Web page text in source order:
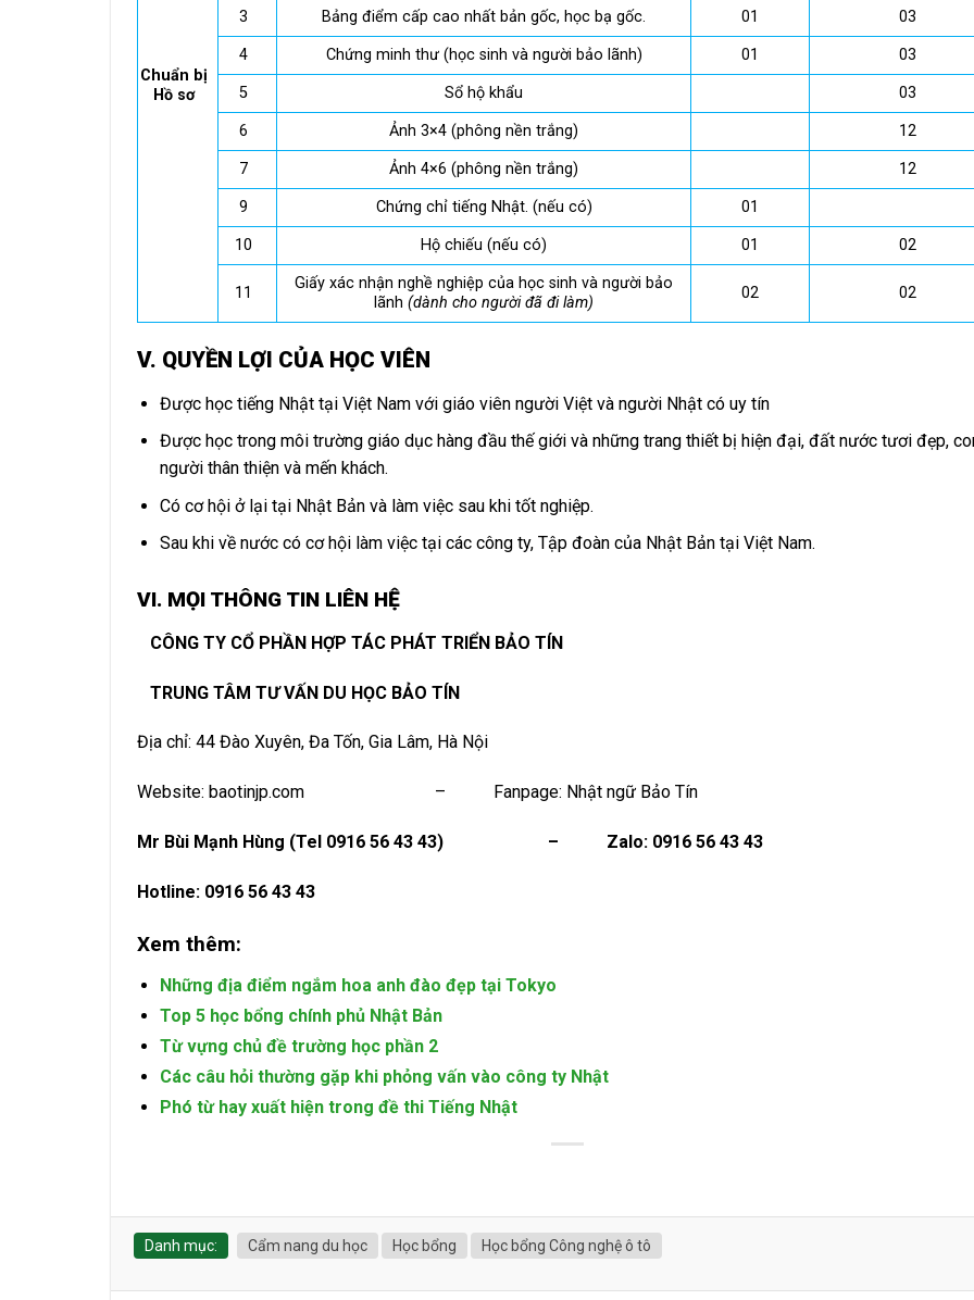
Chuẩn bị
Hồ sơ
3 Bảng điểm cấp cao nhất bản gốc, học bạ gốc. 01 03
4 Chứng minh thư (học sinh và người bảo lãnh) 01 03
5 Sổ hộ khẩu 03
6 Ảnh 3×4 (phông nền trắng) 12
7 Ảnh 4×6 (phông nền trắng) 12
9 Chứng chỉ tiếng Nhật. (nếu có) 01
10 Hộ chiếu (nếu có) 01 02
11
Giấy xác nhận nghề nghiệp của học sinh và người bảo
lãnh (dành cho người đã đi làm)
02 02
V. QUYỀN LỢI CỦA HỌC VIÊN
Được học tiếng Nhật tại Việt Nam với giáo viên người Việt và người Nhật có uy tín
Được học trong môi trường giáo dục hàng đầu thế giới và những trang thiết bị hiện đại, đất nước tươi đẹp,
người thân thiện và mến khách.
Có cơ hội ở lại tại Nhật Bản và làm việc sau khi tốt nghiệp.
Sau khi về nước có cơ hội làm việc tại các công ty, Tập đoàn của Nhật Bản tại Việt Nam.
VI. MỌI THÔNG TIN LIÊN HỆ
CÔNG TY CỔ PHẦN HỢP TÁC PHÁT TRIỂN BẢO TÍN
TRUNG TÂM TƯ VẤN DU HỌC BẢO TÍN
Địa chỉ: 44 Đào Xuyên, Đa Tốn, Gia Lâm, Hà Nội
Website: baotinjp.com – Fanpage: Nhật ngữ Bảo Tín
Mr Bùi Mạnh Hùng (Tel 0916 56 43 43) – Zalo: 0916 56 43 43
Hotline: 0916 56 43 43
Xem thêm:
Những địa điểm ngắm hoa anh đào đẹp tại Tokyo
Top 5 học bổng chính phủ Nhật Bản
Từ vựng chủ đề trường học phần 2
Các câu hỏi thường gặp khi phỏng vấn vào công ty Nhật
Phó từ hay xuất hiện trong đề thi Tiếng Nhật
Danh mục: Cẩm nang du học Học bổng Học bổng Công nghệ ô tô